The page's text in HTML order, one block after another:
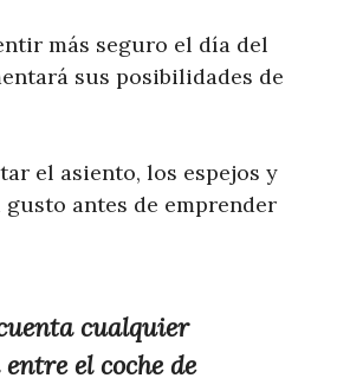
más seguro el día del
sus posibilidades de
el asiento, los espejos y
antes de emprender
cualquier
el coche de